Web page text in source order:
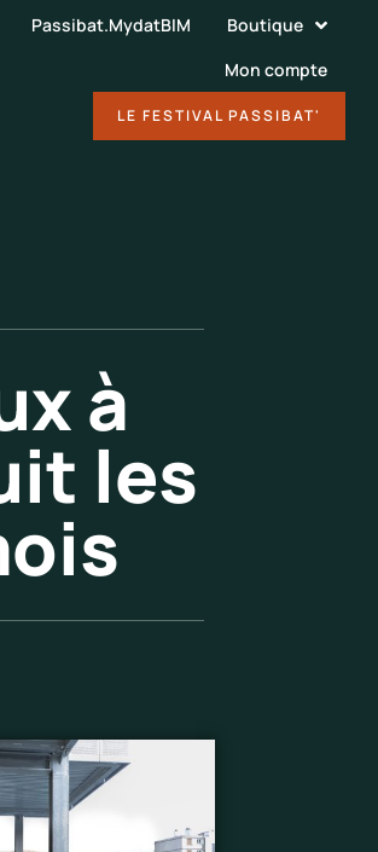
Passibat.MydatBIM
Boutique
Mon compte
LE FESTIVAL PASSIBAT'
à
les